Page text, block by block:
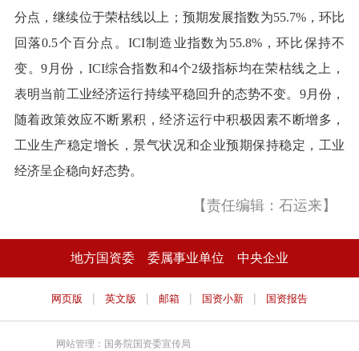
分点，继续位于荣枯线以上；预期发展指数为55.7%，环比
回落0.5个百分点。ICI制造业指数为55.8%，环比保持不
变。9月份，ICI综合指数和4个2级指标均在荣枯线之上，
表明当前工业经济运行持续平稳回升的态势不变。9月份，
随着政策效应不断累积，经济运行中积极因素不断增多，
工业生产稳定增长，景气状况和企业预期保持稳定，工业
经济呈企稳向好态势。
【责任编辑：石运来】
地方国资委 委属事业单位 中央企业
网页版 | 英文版 | 邮箱 | 国资小新 | 国资报告
网站管理：国务院国资委宣传局